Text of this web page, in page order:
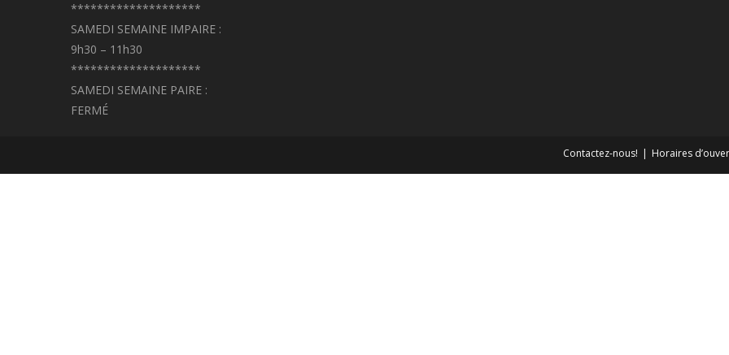
********************
SAMEDI SEMAINE IMPAIRE :
9h30 – 11h30
********************
SAMEDI SEMAINE PAIRE :
FERMÉ
Contactez-nous! Horaires